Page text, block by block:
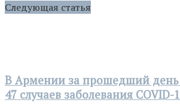
Следующая статья
В Армении за прошедший
47 случаев заболевания COVID-